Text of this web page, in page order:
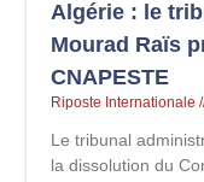
Algérie : le
Mourad Raïs
CNAPESTE
Riposte Internationale
Le tribunal
la dissolution du